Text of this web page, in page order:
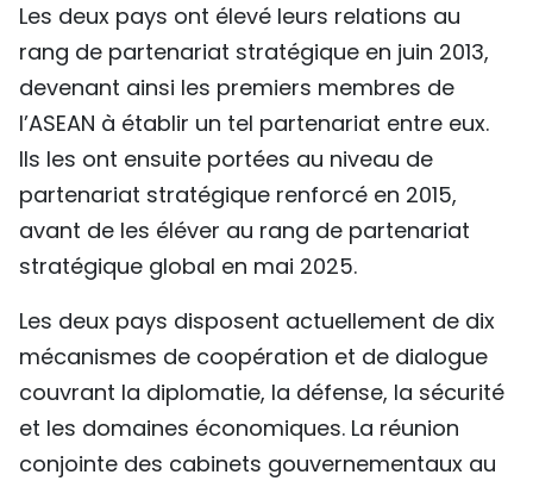
Les deux pays ont élevé leurs relations au
rang de partenariat stratégique en juin 2013,
devenant ainsi les premiers membres de
l’ASEAN à établir un tel partenariat entre eux.
Ils les ont ensuite portées au niveau de
partenariat stratégique renforcé en 2015,
avant de les éléver au rang de partenariat
stratégique global en mai 2025.
Les deux pays disposent actuellement de dix
mécanismes de coopération et de dialogue
couvrant la diplomatie, la défense, la sécurité
et les domaines économiques. La réunion
conjointe des cabinets gouvernementaux au